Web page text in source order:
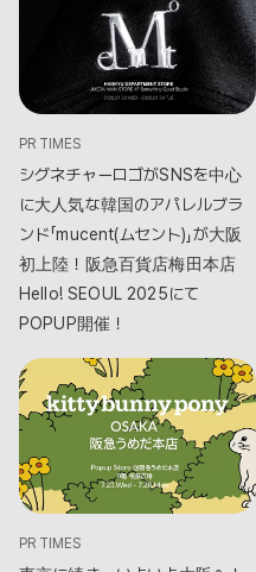
PR TIMES
シグネチャーロゴがSNSを中心
に大人気な韓国のアパレルブラ
ンド「mucent(ムセント)」が大阪
初上陸！阪急百貨店梅田本店
Hello! SEOUL 2025にて
POPUP開催！
PR TIMES